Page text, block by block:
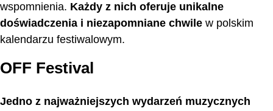
wspomnienia. Każdy z nich oferuje unikalne
doświadczenia i niezapomniane chwile w polskim
kalendarzu festiwalowym.
OFF Festival
Jedno z najważniejszych wydarzeń muzycznych